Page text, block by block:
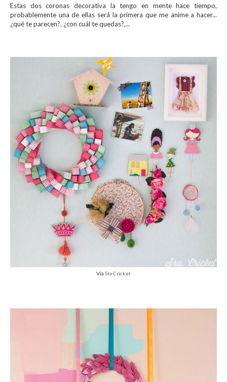
Estas dos coronas decorativa la tengo en mente hace tiempo,
probablemente una de ellas será la primera que me anime a hacer...
¿qué te parecen?, ¿con cuál te quedas?,...
Vía Sra Cricket